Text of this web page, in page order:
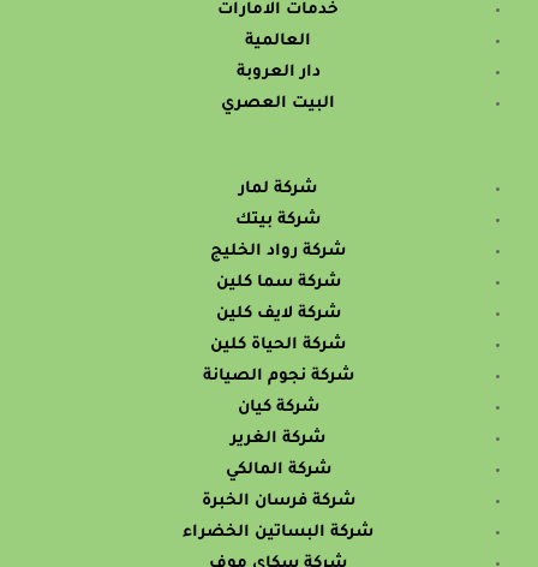
خدمات الامارات
العالمية
دار العروبة
البيت العصري
شركة لمار
شركة بيتك
شركة رواد الخليج
شركة سما كلين
شركة لايف كلين
شركة الحياة كلين
شركة نجوم الصيانة
شركة كيان
شركة الغرير
شركة المالكي
شركة فرسان الخبرة
شركة البساتين الخضراء